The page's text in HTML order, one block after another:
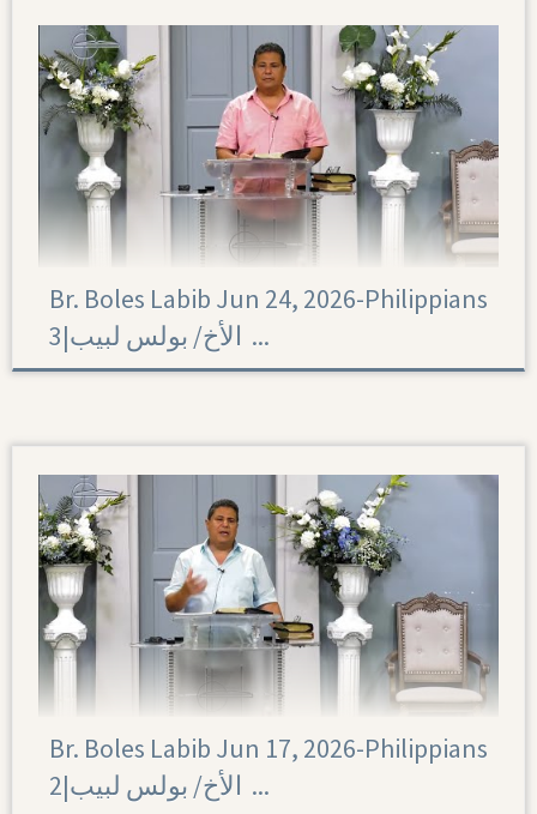
Br. Boles Labib Jun 24, 2026-Philippians
3|‏ الأخ/ بولس لبيب ...
Br. Boles Labib Jun 17, 2026-Philippians
2|‏ الأخ/ بولس لبيب ...